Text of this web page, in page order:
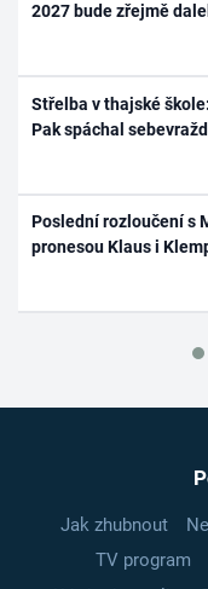
2027 bude zřejmě
Střelba v thajské
Pak spáchal
Poslední rozloučení s
pronesou Klaus i
Jak zhubnout
TV program